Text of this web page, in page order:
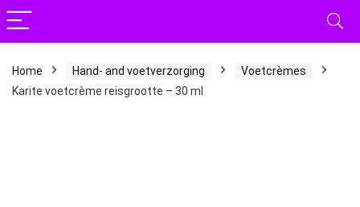
Home Hand- and voetverzorging
Voetcrèmes
Karite voetcrème reisgrootte – 30 ml